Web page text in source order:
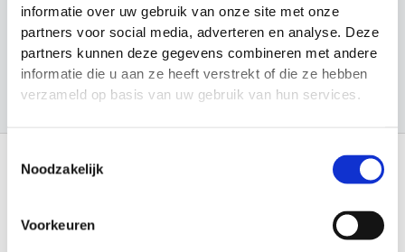
informatie over uw gebruik van onze site met onze
partners voor social media, adverteren en analyse. Deze
partners kunnen deze gegevens combineren met andere
informatie die u aan ze heeft verstrekt of die ze hebben
verzameld op basis van uw gebruik van hun services.
Noodzakelijk
Voorkeuren
Sporten
Trainingsmateriaal